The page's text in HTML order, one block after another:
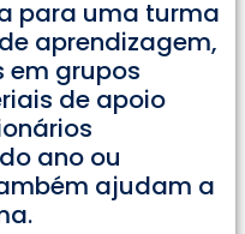
para uma turma
aprendizagem,
em grupos
de apoio
ano ou
ajudam a